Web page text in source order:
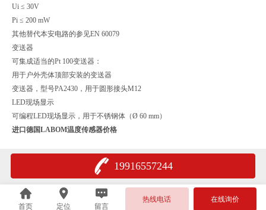
Ui ≤ 30V
Pi ≤ 200 mW
其他替代本安电路的参见EN 60079
变送器
可集成适当的Pt 100变送器：
用于户外壳体顶部安装的变送器
变送器，型号PA2430，用于圆形接头M12
LED现场显示
可编程LED现场显示，用于不锈钢体（Ø 60 mm）
进口德国LABOM温度传感器价格
19916557244
首页 定位 留言
热线电话 在线询价